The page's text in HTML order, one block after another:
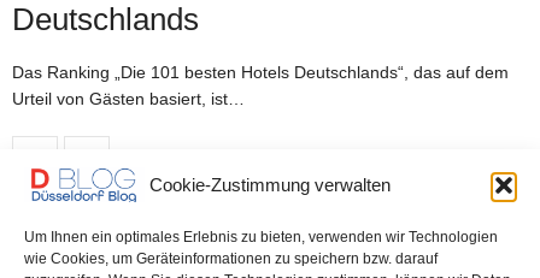
Cookie-Zustimmung verwalten
Um Ihnen ein optimales Erlebnis zu bieten, verwenden wir Technologien
wie Cookies, um Geräteinformationen zu speichern bzw. darauf
Deutschlands
Das Ranking „Die 101 besten Hotels Deutschlands“, das auf dem
Urteil von Gästen basiert, ist…
DÜSSELDORF HOTELS 1. DEZEMBER 2021